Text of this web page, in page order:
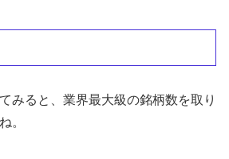
みると、業界最大級の銘柄数を取り
。